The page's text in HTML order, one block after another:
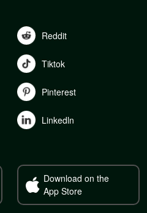
Reddit
Tiktok
Pinterest
Linkedln
Download on the
App Store